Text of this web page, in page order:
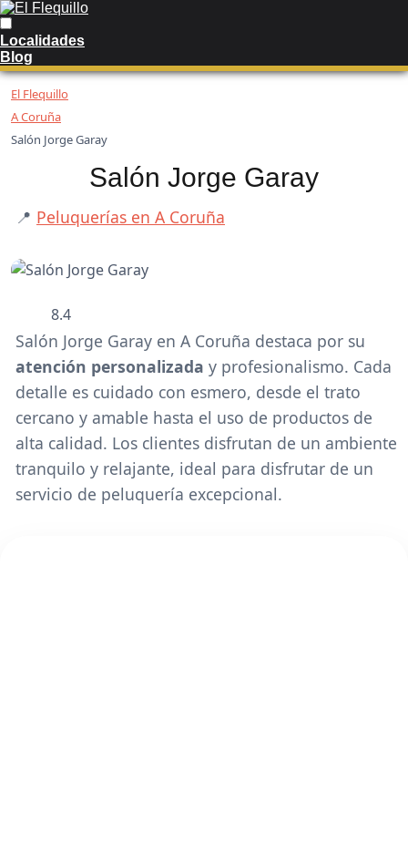
Localidades
Blog
El Flequillo
A Coruña
Salón Jorge Garay
Salón Jorge Garay
📍 Peluquerías en A Coruña
8.4
Salón Jorge Garay en A Coruña destaca por su
atención personalizada y profesionalismo. Cada
detalle es cuidado con esmero, desde el trato
cercano y amable hasta el uso de productos de
alta calidad. Los clientes disfrutan de un ambiente
tranquilo y relajante, ideal para disfrutar de un
servicio de peluquería excepcional.